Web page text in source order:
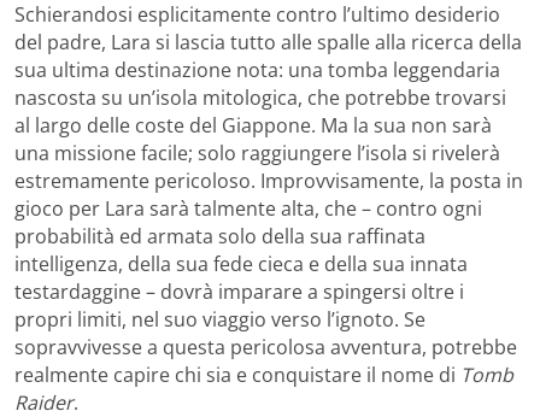
Schierandosi esplicitamente contro l’ultimo desiderio
del padre, Lara si lascia tutto alle spalle alla ricerca della
sua ultima destinazione nota: una tomba leggendaria
nascosta su un’isola mitologica, che potrebbe trovarsi
al largo delle coste del Giappone. Ma la sua non sarà
una missione facile; solo raggiungere l’isola si rivelerà
estremamente pericoloso. Improvvisamente, la posta in
gioco per Lara sarà talmente alta, che – contro ogni
probabilità ed armata solo della sua raffinata
intelligenza, della sua fede cieca e della sua innata
testardaggine – dovrà imparare a spingersi oltre i
propri limiti, nel suo viaggio verso l’ignoto. Se
sopravvivesse a questa pericolosa avventura, potrebbe
realmente capire chi sia e conquistare il nome di Tomb
Raider.